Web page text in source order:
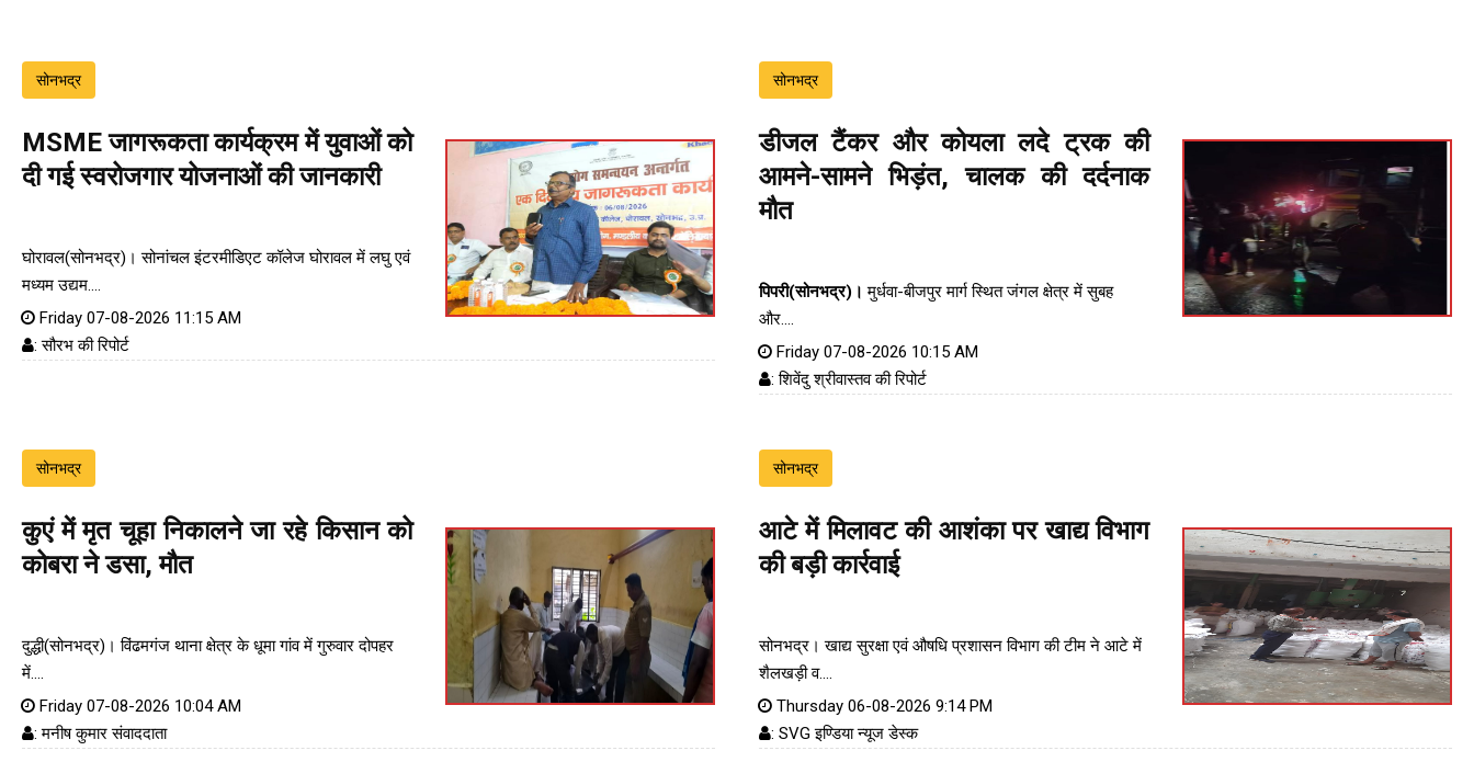
सोनभद्र
MSME जागरूकता कार्यक्रम में युवाओं को
दी गई स्वरोजगार योजनाओं की जानकारी
घोरावल(सोनभद्र)। सोनांचल इंटरमीडिएट कॉलेज घोरावल में लघु एवं
मध्यम उद्यम....
Friday 07-08-2026 11:15 AM
: सौरभ की रिपोर्ट
सोनभद्र
डीजल टैंकर और कोयला लदे ट्रक की
आमने-सामने भिड़ंत, चालक की दर्दनाक
मौत
पिपरी(सोनभद्र)। मुर्धवा-बीजपुर मार्ग स्थित जंगल क्षेत्र में सुबह
और....
Friday 07-08-2026 10:15 AM
: शिवेंदु श्रीवास्तव की रिपोर्ट
सोनभद्र
कुएं में मृत चूहा निकालने जा रहे किसान को
कोबरा ने डसा, मौत
दुद्धी(सोनभद्र)। विंढमगंज थाना क्षेत्र के धूमा गांव में गुरुवार दोपहर
में....
Friday 07-08-2026 10:04 AM
: मनीष कुमार संवाददाता
सोनभद्र
आटे में मिलावट की आशंका पर खाद्य विभाग
की बड़ी कार्रवाई
सोनभद्र। खाद्य सुरक्षा एवं औषधि प्रशासन विभाग की टीम ने आटे में
शैलखड़ी व....
Thursday 06-08-2026 9:14 PM
: SVG इण्डिया न्यूज डेस्क